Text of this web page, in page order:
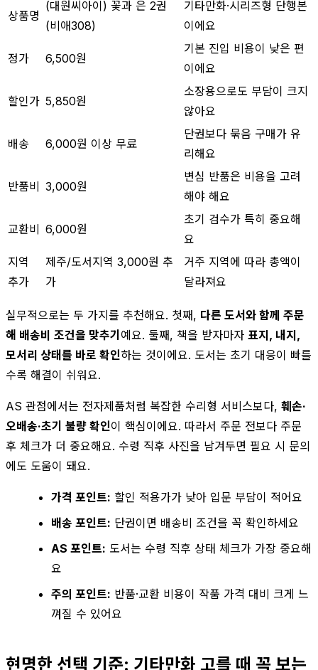
상품명
(대원씨아이) 꽃과 은 2권
(비애308)
기타만화·시리즈형 단행본
이에요
정가 6,500원
기본 진입 비용이 낮은 편
이에요
할인가 5,850원
소장용으로도 부담이 크지
않아요
배송 6,000원 이상 무료
단권보다 묶음 구매가 유
리해요
반품비 3,000원
변심 반품은 비용을 고려
해야 해요
교환비 6,000원
초기 검수가 특히 중요해
요
지역
추가
제주/도서지역 3,000원 추
가
거주 지역에 따라 총액이
달라져요
실무적으로는 두 가지를 추천해요. 첫째, 다른 도서와 함께 주문
해 배송비 조건을 맞추기 예요. 둘째, 책을 받자마자 표지, 내지,
모서리 상태를 바로 확인하는 것이에요. 도서는 초기 대응이 빠를
수록 해결이 쉬워요.
AS 관점에서는 전자제품처럼 복잡한 수리형 서비스보다, 훼손·
오배송·초기 불량 확인이 핵심이에요. 따라서 주문 전보다 주문
후 체크가 더 중요해요. 수령 직후 사진을 남겨두면 필요 시 문의
에도 도움이 돼요.
가격 포인트: 할인 적용가가 낮아 입문 부담이 적어요
배송 포인트: 단권이면 배송비 조건을 꼭 확인하세요
AS 포인트: 도서는 수령 직후 상태 체크가 가장 중요해
요
주의 포인트: 반품·교환 비용이 작품 가격 대비 크게 느
껴질 수 있어요
현명한 선택 기준: 기타만화 고를 때 꼭 보는